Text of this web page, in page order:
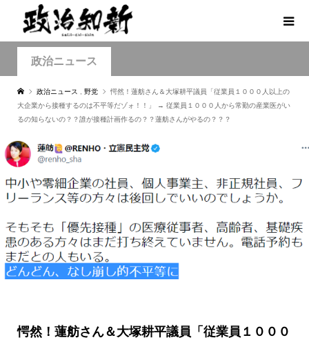
政治ニュース
政治ニュース 野党
愕然！蓮舫さん＆大塚耕平議員「従業員１０００人以上の
大企業から接種するのは不平等だゾォ！！」 → 従業員１０００人から常勤の産業医がい
るの知らないの？？誰が接種計画作るの？？蓮舫さんがやるの？？？
愕然！蓮舫さん＆大塚耕平議員「従業員１０００